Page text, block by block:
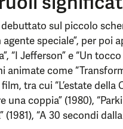
sul piccolo
speciale”, per poi
“I Jefferson” e “Un
animate come
tra cui “L’estate della
una coppia” (1980),
(1981), “A 30 secondi